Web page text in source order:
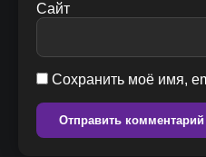
Сайт
Сохранить моё имя,